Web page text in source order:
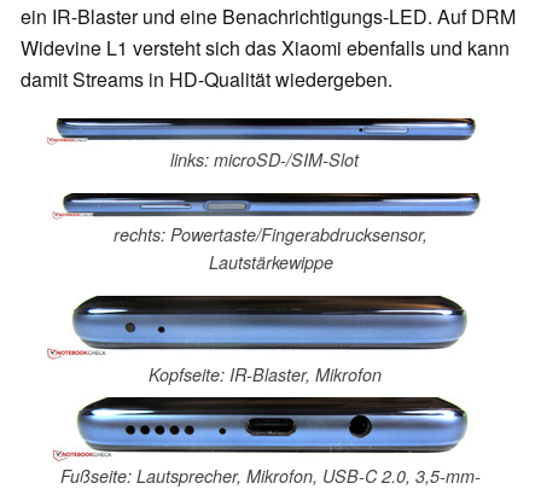
ein IR-Blaster und eine Benachrichtigungs-LED. Auf DRM
Widevine L1 versteht sich das Xiaomi ebenfalls und kann
damit Streams in HD-Qualität wiedergeben.
links: microSD-/SIM-Slot
rechts: Powertaste/Fingerabdrucksensor,
Lautstärkewippe
Kopfseite: IR-Blaster, Mikrofon
Fußseite: Lautsprecher, Mikrofon, USB-C 2.0, 3,5-mm-